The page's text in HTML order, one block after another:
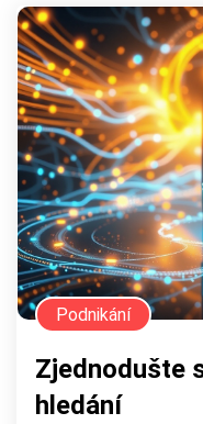
Podnikání
Zjednodušte
hledání